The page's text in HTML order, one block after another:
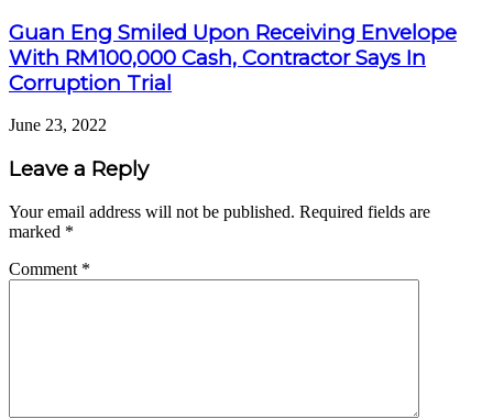
Guan Eng Smiled Upon Receiving Envelope
With RM100,000 Cash, Contractor Says In
Corruption Trial
June 23, 2022
Leave a Reply
Your email address will not be published. Required fields are
marked *
Comment *